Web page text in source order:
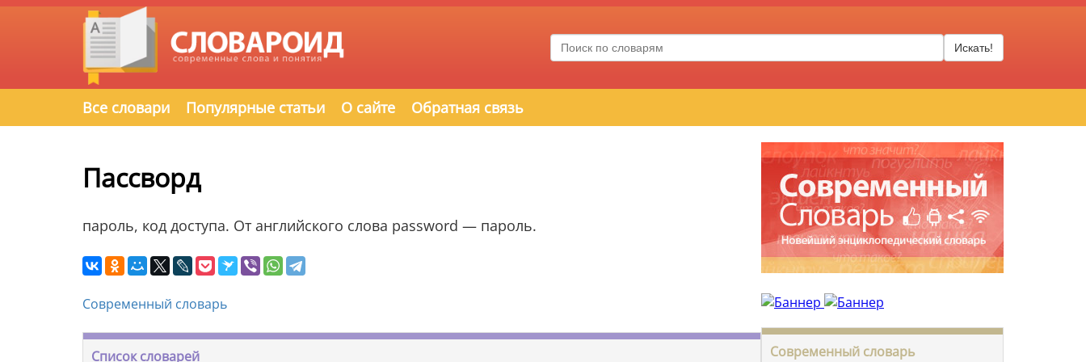
Искать!
Все словари Популярные статьи О сайте Обратная связь
Пассворд
пароль, код доступа. От английского слова password — пароль.
Современный словарь
Список словарей Современный словарь